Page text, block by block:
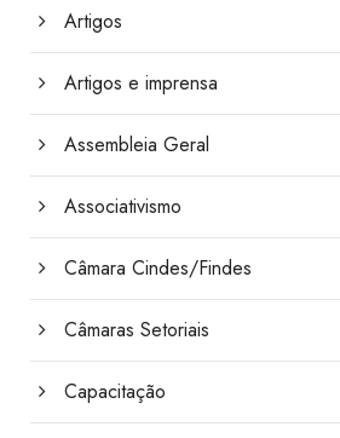
Artigos
Artigos e imprensa
Assembleia Geral
Associativismo
Câmara Cindes/Findes
Câmaras Setoriais
Capacitação